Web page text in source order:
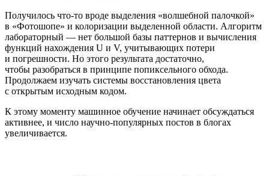
Получилось что-то вроде выделения «волшебной палочкой»
в «Фотошопе» и колоризации выделенной области. Алгоритм
лабораторный — нет большой базы паттернов и вычисления
функций нахождения U и V, учитывающих потери
и погрешности. Но этого результата достаточно,
чтобы разобраться в принципе попиксельного обхода.
Продолжаем изучать системы восстановления цвета
с открытым исходным кодом.
К этому моменту машинное обучение начинает обсуждаться
активнее, и число научно-популярных постов в блогах
увеличивается.